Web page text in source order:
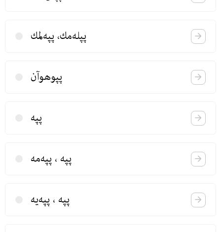
پپله‌مك، پپه‌لمك
پپوهوآن
پپه
پپه ، پپه‌مه
پپه ، پپه‌یه